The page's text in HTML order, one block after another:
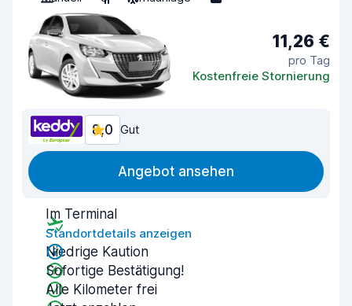
11,26 €
pro Tag
Kostenfreie Stornierung
8,0 Gut
Angebot ansehen
Im Terminal
Standortdetails anzeigen
Niedrige Kaution
Sofortige Bestätigung!
Alle Kilometer frei